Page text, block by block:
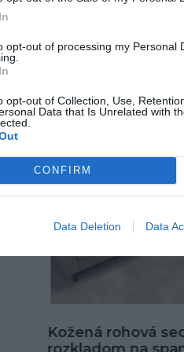
opt-out of processing my Personal
opt-out of Collection, Use,
Data that Is Unrelated with
CONFIRM
Data Deletion Data
TOP
Doprava zdarma
s
U